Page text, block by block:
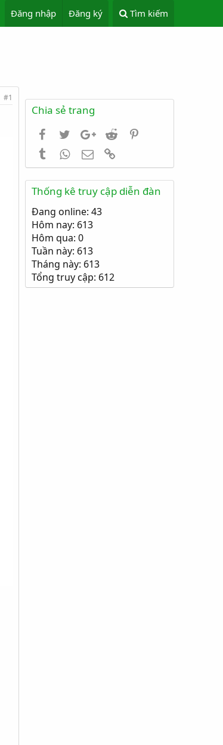
Đăng nhập Đăng ký Tìm kiếm
#1
Chia sẻ trang
FacebookTwitterGoogle+
Reddit
TumblrWhatsApp
Email
Thống kê truy cập diễn đàn
Đang online: 43
Hôm nay: 613
Hôm qua: 0
Tuần này: 613
Tháng này: 613
Tổng truy cập: 612